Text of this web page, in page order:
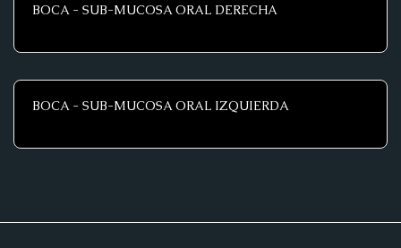
BOCA - SUB-MUCOSA ORAL DERECHA
BOCA - SUB-MUCOSA ORAL IZQUIERDA